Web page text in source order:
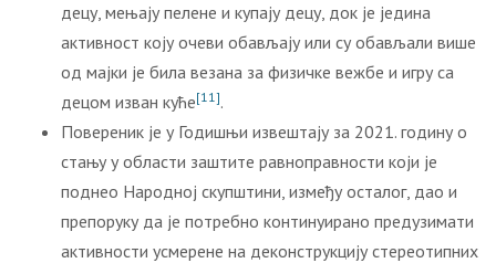
децу, мењају пелене и купају децу, док је једина
активност коју очеви обављају или су обављали више
од мајки је била везана за физичке вежбе и игру са
децом изван куће[11].
Повереник је у Годишњи извештају за 2021. годину о
стању у области заштите равноправности који је
поднео Народној скупштини, између осталог, дао и
препоруку да је потребно континуирано предузимати
активности усмерене на деконструкцију стереотипних